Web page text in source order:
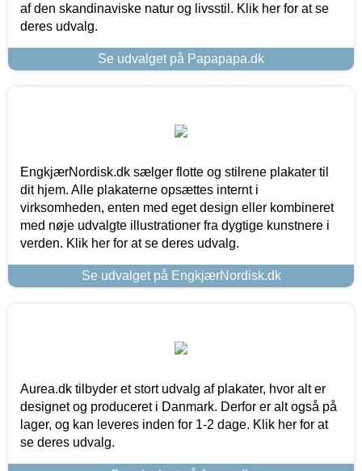
af den skandinaviske natur og livsstil. Klik her for at se
deres udvalg.
Se udvalget på Papapapa.dk
EngkjærNordisk.dk sælger flotte og stilrene plakater til
dit hjem. Alle plakaterne opsættes internt i
virksomheden, enten med eget design eller kombineret
med nøje udvalgte illustrationer fra dygtige kunstnere i
verden. Klik her for at se deres udvalg.
Se udvalget på EngkjærNordisk.dk
Aurea.dk tilbyder et stort udvalg af plakater, hvor alt er
designet og produceret i Danmark. Derfor er alt også på
lager, og kan leveres inden for 1-2 dage. Klik her for at
se deres udvalg.